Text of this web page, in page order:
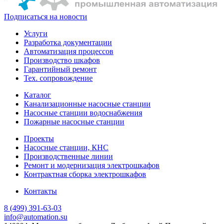
Подписаться на новости
Услуги
Разработка документации
Автоматизация процессов
Производство шкафов
Гарантийный ремонт
Тех. сопровождение
Каталог
Канализационные насосные станции
Насосные станции водоснабжения
Пожарные насосные станции
Проекты
Насосные станции, КНС
Производственные линии
Ремонт и модернизация электрошкафов
Контрактная сборка электрошкафов
Контакты
8 (499) 391-63-03
info@automation.su